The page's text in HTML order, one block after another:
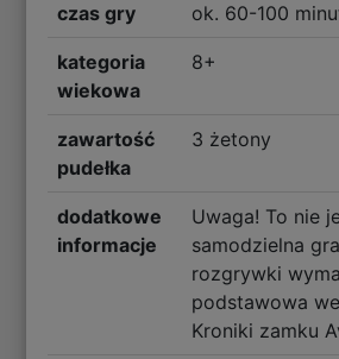
czas gry ok. 60-100
kategoria
wiekowa
8+
zawartość
pudełka
3 żetony
dodatkowe
informacje
Uwaga! To nie
samodzielna
rozgrywki
podstawowa
Kroniki zamku